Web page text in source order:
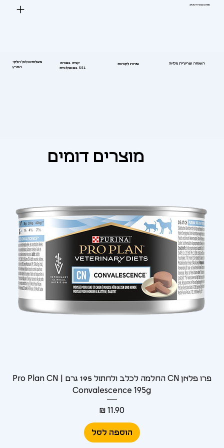
מפרט טכני ורכיבים:
משלוחים לכל חלקי
הארץ
קנייה בטוחה
בטכנולוגיית SSL
שירות לקוחות השגחה וטרינרית מלאה
מוצרים דומים
פרו פלאן CN החלמה לכלב ולחתול 195 גרם | Pro Plan CN
Convalescence 195g
מחיר‏11.90 ‏₪
הוספה לסל